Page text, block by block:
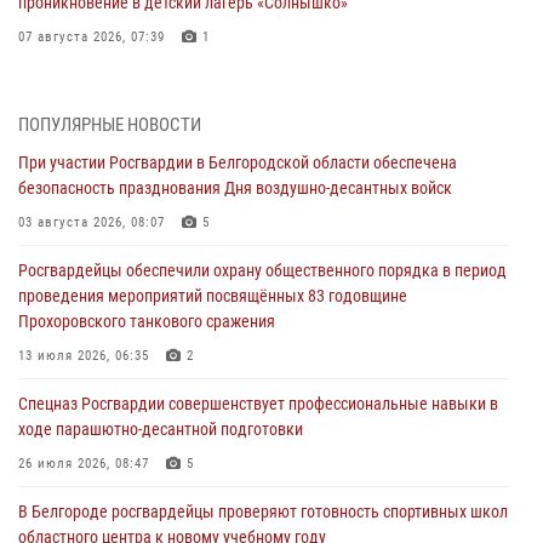
07 августа 2026, 07:39 1
Подвиги героев‑росгвардейцев увековечили в новой музейной
экспозиции белгородского музея‑диорамы «Курская битва.
06 августа 2026, 12:05 3
В Белгороде росгвардейцы проверяют готовность спортивных школ
областного центра к новому учебному году
Росгвардия обеспечила общественную безопасность празднования
83-й годовщины освобождения г. Белгорода от немецко -
06 августа 2026, 06:54 3
ПОПУЛЯРНЫЕ НОВОСТИ
При участии Росгвардии в Белгородской области обеспечена
безопасность празднования Дня воздушно-десантных войск
03 августа 2026, 08:07 5
Росгвардейцы обеспечили охрану общественного порядка в период
проведения мероприятий посвящённых 83 годовщине
Прохоровского танкового сражения
13 июля 2026, 06:35 2
Спецназ Росгвардии совершенствует профессиональные навыки в
ходе парашютно-десантной подготовки
26 июля 2026, 08:47 5
В Белгороде росгвардейцы проверяют готовность спортивных школ
областного центра к новому учебному году